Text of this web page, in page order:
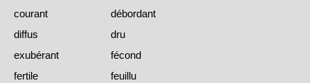
courant
débordant
diffus
dru
exubérant
fécond
fertile
feuillu